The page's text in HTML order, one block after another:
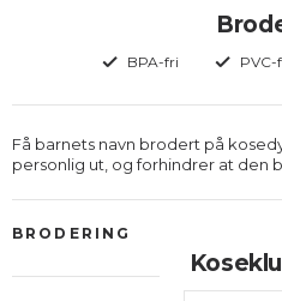
BPA-fri PVC-
Få barnets navn brodert på
personlig ut, og forhindrer at den
BRODERING